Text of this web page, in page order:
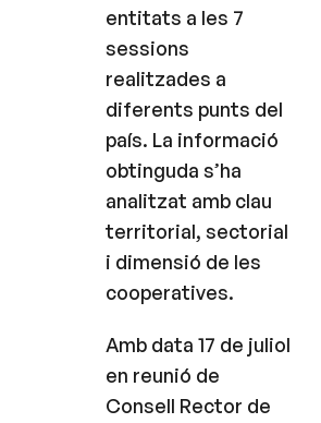
entitats a les 7
sessions
realitzades a
diferents punts del
país. La informació
obtinguda s’ha
analitzat amb clau
territorial, sectorial
i dimensió de les
cooperatives.
Amb data 17 de juliol
en reunió de
Consell Rector de